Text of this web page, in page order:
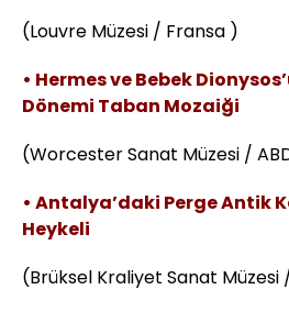
(Louvre Müzesi / Fransa )
• Hermes ve Bebek
Dönemi Taban Mozaiği
(Worcester Sanat Müzesi /
• Antalya’daki Perge Antik
Heykeli
(Brüksel Kraliyet Sanat Müzesi